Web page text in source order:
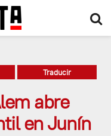
Traducir
abre
en Junín